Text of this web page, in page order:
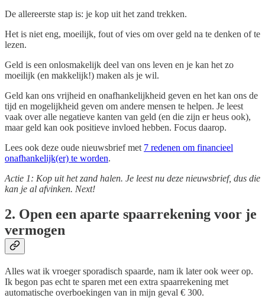
De allereerste stap is: je kop uit het zand trekken.
Het is niet eng, moeilijk, fout of vies om over geld na te denken of te
lezen.
Geld is een onlosmakelijk deel van ons leven en je kan het zo
moeilijk (en makkelijk!) maken als je wil.
Geld kan ons vrijheid en onafhankelijkheid geven en het kan ons de
tijd en mogelijkheid geven om andere mensen te helpen. Je leest
vaak over alle negatieve kanten van geld (en die zijn er heus ook),
maar geld kan ook positieve invloed hebben. Focus daarop.
Lees ook deze oude nieuwsbrief met 7 redenen om financieel
onafhankelijk(er) te worden.
Actie 1: Kop uit het zand halen. Je leest nu deze nieuwsbrief, dus die
kan je al afvinken. Next!
2. Open een aparte spaarrekening voor je
vermogen
Alles wat ik vroeger sporadisch spaarde, nam ik later ook weer op.
Ik begon pas echt te sparen met een extra spaarrekening met
automatische overboekingen van in mijn geval € 300.